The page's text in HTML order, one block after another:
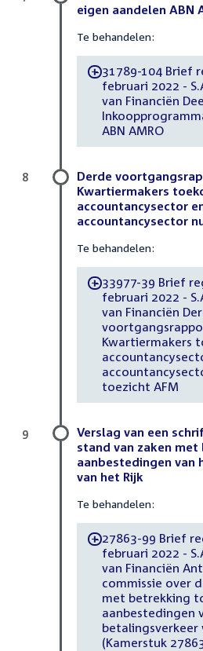
eigen aandelen ABN
Te behandelen:
-31789-104 Brief
februari 2022 -
van Financiën
ABN AMRO
Derde
Kwartiermakers
accountancysector
accountancysector
Te behandelen:
-33977-39 Brief
februari 2022 -
van Financiën
Kwartiermakers
toezicht AFM
8
Verslag van een
stand van zaken
aanbestedingen van
van het Rijk
Te behandelen:
-27863-99 Brief
februari 2022 -
van Financiën
commissie over
met betrekking
aanbestedingen
betalingsverkeer
(Kamerstuk
9